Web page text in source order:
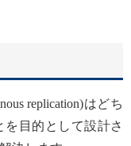
replication)はどち
目的として設計さ